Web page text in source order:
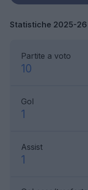
Statistiche 2025-26
Partite a voto
10
Gol
1
Assist
1